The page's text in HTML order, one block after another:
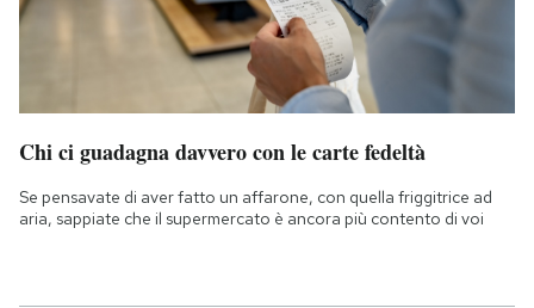
Chi ci guadagna davvero con le carte fedeltà
Se pensavate di aver fatto un affarone, con quella friggitrice ad
aria, sappiate che il supermercato è ancora più contento di voi